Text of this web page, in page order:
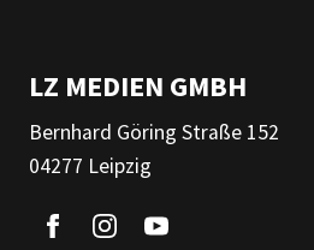
LZ MEDIEN GMBH
Bernhard Göring Straße 152
04277 Leipzig